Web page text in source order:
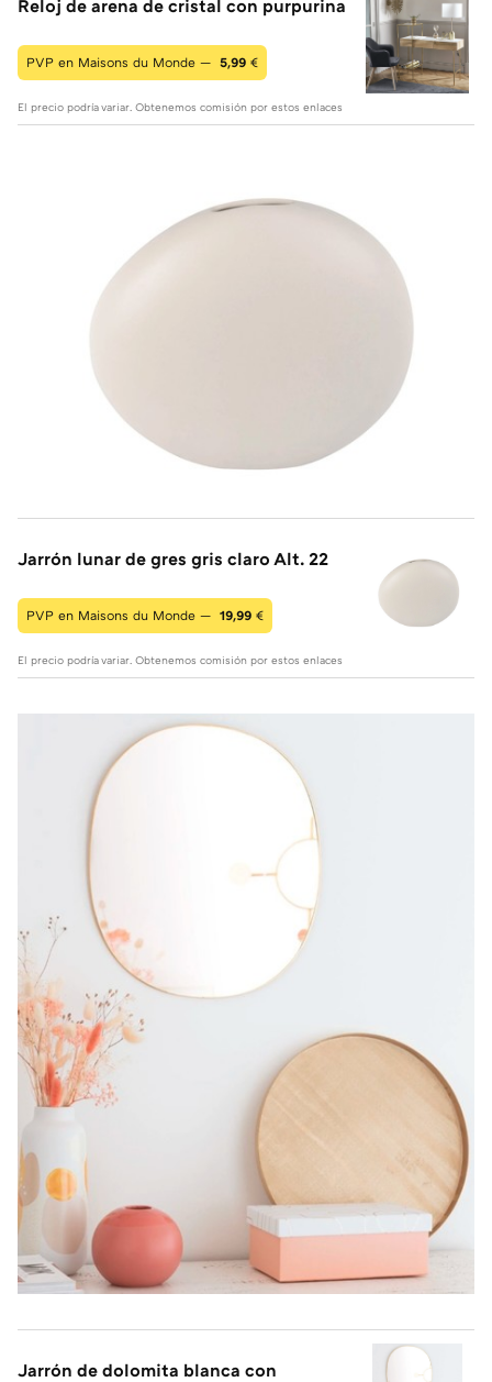
Reloj de arena de cristal con purpurina
PVP en Maisons du Monde — 5,99 €
El precio podría variar. Obtenemos comisión por estos enlaces
Jarrón lunar de gres gris claro Alt. 22
PVP en Maisons du Monde — 19,99 €
El precio podría variar. Obtenemos comisión por estos enlaces
Jarrón de dolomita blanca con